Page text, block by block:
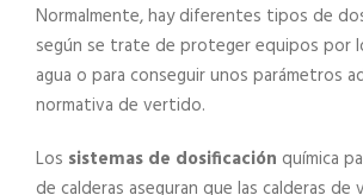
Normalmente, hay diferentes tipos de
según se trate de proteger equipos por
agua o para conseguir unos parámetros
normativa de vertido.
Los sistemas de dosificación química
de calderas aseguran que las calderas de